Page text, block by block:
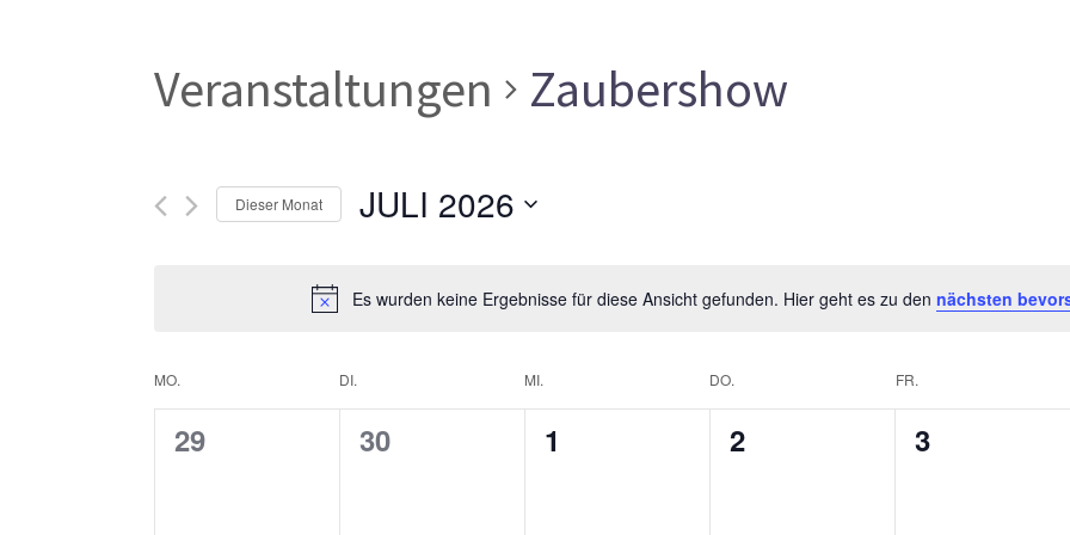
Es wurden keine Ergebnisse für diese Ansicht gefunden. Hier geht es zu den nächsten
Veranstaltungen Zaubershow
Dieser Monat JULI 2026
Kalender
von
MO. DI. MI. DO. FR.
0
29
0
30
0
1
0
2
0
3